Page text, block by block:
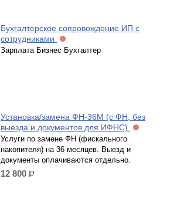
Бухгалтерское сопровождение ИП с
сотрудниками
Зарплата Бизнес Бухгалтер
Установка/замена ФН-36М (с ФН, без
выезда и документов для ИФНС)
Услуги по замене ФН (фискального
накопителя) на 36 месяцев. Выезд и
документы оплачиваются отдельно.
12 800 р.